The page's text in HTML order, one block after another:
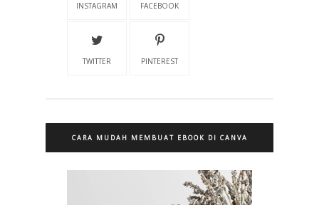
INSTAGRAM FACEBOOK
TWITTER PINTEREST
CARA MUDAH MEMBUAT EBOOK DI CANVA